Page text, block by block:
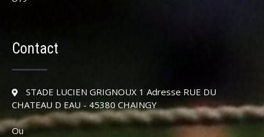
Contact
STADE LUCIEN GRIGNOUX 1 Adresse RUE DU
CHATEAU D EAU - 45380 CHAINGY
Ou